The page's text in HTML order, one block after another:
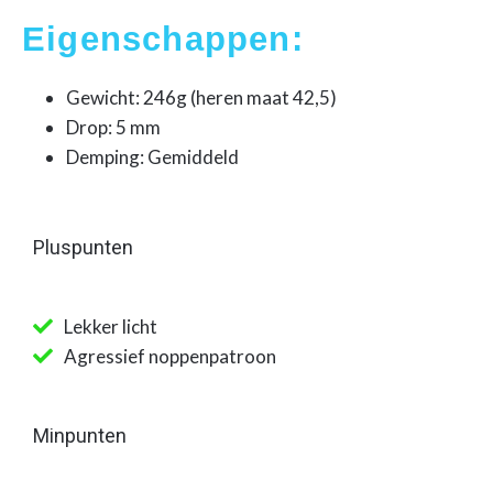
Eigenschappen:
Gewicht: 246g (heren maat 42,5)
Drop: 5 mm
Demping: Gemiddeld
Pluspunten
Lekker licht
Agressief noppenpatroon
Minpunten